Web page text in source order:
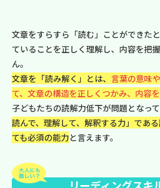
文章をすらすら「読む」ことができた
ていることを正しく理解し、内容を把
ん。
文章を「読み解く」とは、 言葉の意味
て、文章の構造を正しくつかみ、内容
子どもたちの読解力低下が問題となって
読んで、理解して、解釈する力」であ
ても必須の能力と言えます。